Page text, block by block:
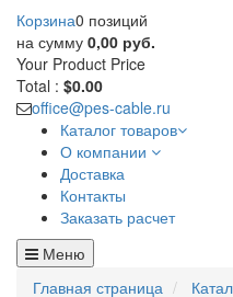
Корзина0 позиций
на сумму 0,00 руб.
Your Product Price
Total : $0.00
office@pes-cable.ru
Каталог товаров
О компании
Доставка
Контакты
Заказать расчет
Меню
Главная страница